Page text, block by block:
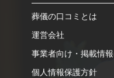
葬儀の口コミとは
運営会社
事業者向け・掲載情
個人情報保護方針